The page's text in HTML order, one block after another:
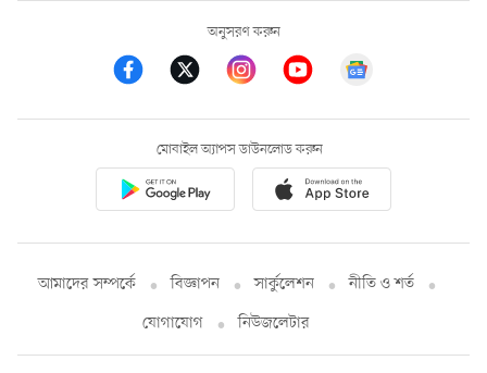
অনুসরণ করুন
মোবাইল অ্যাপস ডাউনলোড করুন
আমাদের সম্পর্কে বিজ্ঞাপন সার্কুলেশন
নীতি ও শর্ত
যোগাযোগ
নিউজলেটার